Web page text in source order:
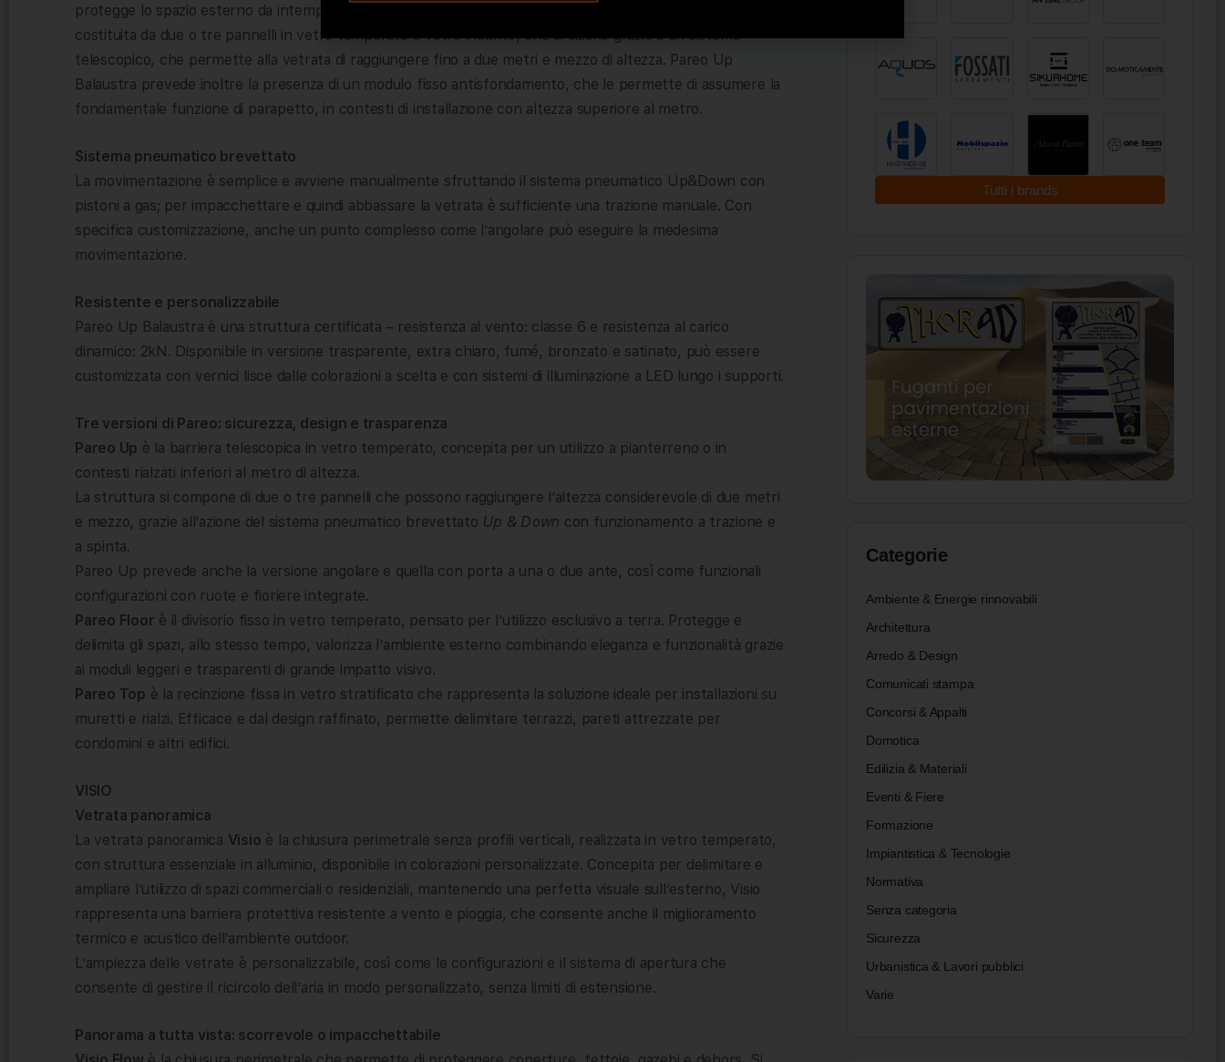
protegge lo spazio esterno da intemperie e rumore. La struttura, certificata per la sua sicurezza, è l’unica
costituita da due o tre pannelli in vetro temperato e vetro indurito, che si alzano grazie a un sistema
telescopico, che permette alla vetrata di raggiungere fino a due metri e mezzo di altezza. Pareo Up
Balaustra prevede inoltre la presenza di un modulo fisso antisfondamento, che le permette di assumere la
fondamentale funzione di parapetto, in contesti di installazione con altezza superiore al metro.
Sistema pneumatico brevettato
La movimentazione è semplice e avviene manualmente sfruttando il sistema pneumatico Up&Down con
pistoni a gas; per impacchettare e quindi abbassare la vetrata è sufficiente una trazione manuale. Con
specifica customizzazione, anche un punto complesso come l’angolare può eseguire la medesima
movimentazione.
Resistente e personalizzabile
Pareo Up Balaustra è una struttura certificata – resistenza al vento: classe 6 e resistenza al carico
dinamico: 2kN. Disponibile in versione trasparente, extra chiaro, fumé, bronzato e satinato, può essere
customizzata con vernici lisce dalle colorazioni a scelta e con sistemi di illuminazione a LED lungo i supporti.
Tre versioni di Pareo: sicurezza, design e trasparenza
Pareo Up è la barriera telescopica in vetro temperato, concepita per un utilizzo a pianterreno o in
contesti rialzati inferiori al metro di altezza.
La struttura si compone di due o tre pannelli che possono raggiungere l’altezza considerevole di due metri
e mezzo, grazie all’azione del sistema pneumatico brevettato Up & Down con funzionamento a trazione e
a spinta.
Pareo Up prevede anche la versione angolare e quella con porta a una o due ante, così come funzionali
configurazioni con ruote e fioriere integrate.
Pareo Floor è il divisorio fisso in vetro temperato, pensato per l’utilizzo esclusivo a terra. Protegge e
delimita gli spazi, allo stesso tempo, valorizza l’ambiente esterno combinando eleganza e funzionalità grazie
ai moduli leggeri e trasparenti di grande impatto visivo.
Pareo Top è la recinzione fissa in vetro stratificato che rappresenta la soluzione ideale per installazioni su
muretti e rialzi. Efficace e dal design raffinato, permette delimitare terrazzi, pareti attrezzate per
condomini e altri edifici.
VISIO
Vetrata panoramica
La vetrata panoramica Visio è la chiusura perimetrale senza profili verticali, realizzata in vetro temperato,
con struttura essenziale in alluminio, disponibile in colorazioni personalizzate. Concepita per delimitare e
ampliare l’utilizzo di spazi commerciali o residenziali, mantenendo una perfetta visuale sull’esterno, Visio
rappresenta una barriera protettiva resistente a vento e pioggia, che consente anche il miglioramento
termico e acustico dell’ambiente outdoor.
L’ampiezza delle vetrate è personalizzabile, così come le configurazioni e il sistema di apertura che
consente di gestire il ricircolo dell’aria in modo personalizzato, senza limiti di estensione.
Panorama a tutta vista: scorrevole o impacchettabile
Tutti i brands
Categorie
Ambiente & Energie rinnovabili
Architettura
Arredo & Design
Comunicati stampa
Concorsi & Appalti
Domotica
Edilizia & Materiali
Eventi & Fiere
Formazione
Impiantistica & Tecnologie
Normativa
Senza categoria
Sicurezza
Urbanistica & Lavori pubblici
Varie